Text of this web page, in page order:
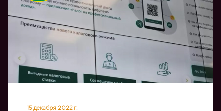
15 декабря 2022 г.